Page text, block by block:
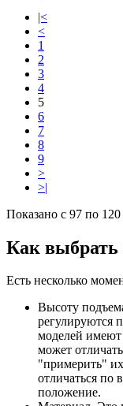
|<
<
1
2
3
4
5
6
7
8
9
>
>|
Показано с 97 по
Как выбрать
Есть несколько
Высоту
регулируются
моделей
может
"примерить"
отличаться по
положение.